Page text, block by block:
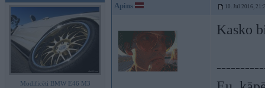
Modificēti BMW E46 M3
Apins 10. Jul 2016,
Kasko